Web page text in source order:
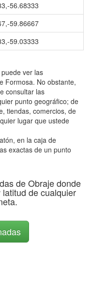
56.68333
59.86667
59.03333
ver las
Formosa. No obstante,
consultar las
punto geográfico; de
tiendas, comercios, de
lugar que ustede
en la caja de
exactas de un punto
de Obraje donde
de cualquier